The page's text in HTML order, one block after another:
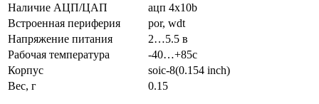
Наличие АЦП/ЦАП
ацп 4x10b
Встроенная периферия
por, wdt
Напряжение питания
2…5.5 в
Рабочая температура
-40…+85c
Корпус
soic-8(0.154 inch)
Вес, г
0.15